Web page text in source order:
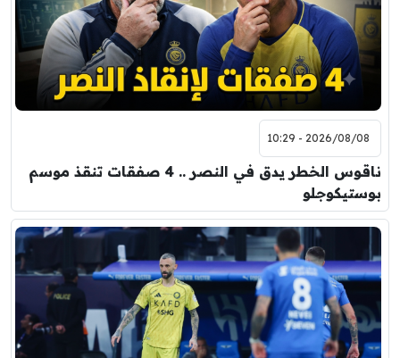
2026/08/08 - 10:29
ناقوس الخطر يدق في النصر .. 4 صفقات تنقذ موسم
بوستيكوجلو